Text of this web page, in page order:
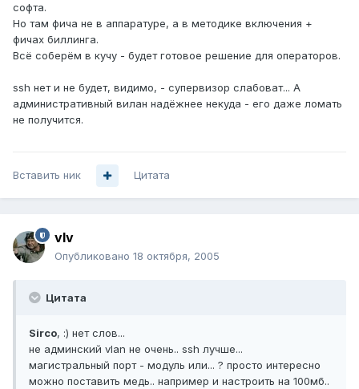
софта.
Но там фича не в аппаратуре, а в методике включения +
фичах биллинга.
Всё соберём в кучу - будет готовое решение для операторов.
ssh нет и не будет, видимо, - супервизор слабоват... А
административный вилан надёжнее некуда - его даже ломать
не получится.
Вставить ник Цитата
vIv
Опубликовано 18 октября, 2005
Цитата
Sirco, :) нет слов...
не админский vlan не очень.. ssh лучше...
магистральный порт - модуль или... ? просто интересно
можно поставить медь.. например и настроить на 100мб..